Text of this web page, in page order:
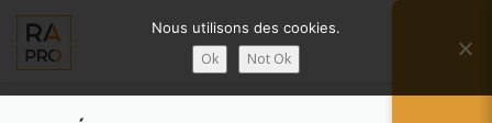
contenu
Menu
Nous utilisons des cookies.
Ok Not Ok